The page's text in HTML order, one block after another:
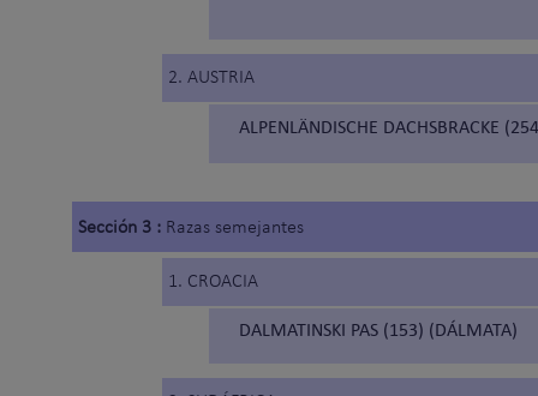
2. AUSTRIA
ALPENLÄNDISCHE DACHSBRACKE
Sección 3 : Razas semejantes
1. CROACIA
DALMATINSKI PAS (153) (DÁLMATA)